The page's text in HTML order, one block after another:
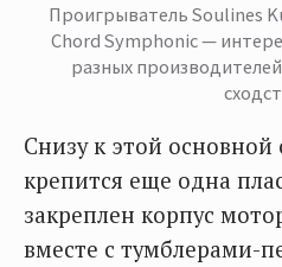
Проигрыватель Soulines
Chord Symphonic —
разных
Снизу к этой
крепится еще одна
закреплен корпус
вместе с тумблерами-